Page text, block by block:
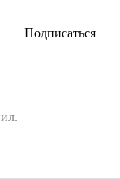
Подписаться